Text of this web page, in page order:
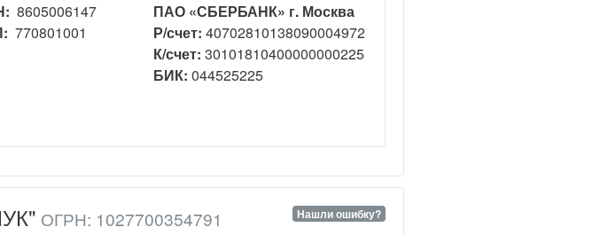
8605006147
770801001
ПАО «СБЕРБАНК» г. Москва
Р/счет:40702810138090004972
К/счет:30101810400000000225
БИК:044525225
Нашли ошибку?
ОГРН: 1027700354791